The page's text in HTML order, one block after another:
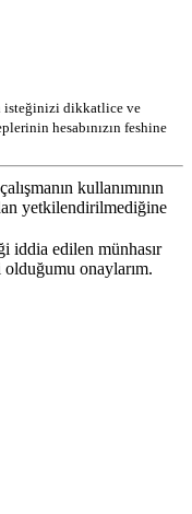
isteğinizi dikkatlice ve
hesabınızın feshine
kullanımının
yetkilendirilmediğine
iddia edilen münhasır
onaylarım.